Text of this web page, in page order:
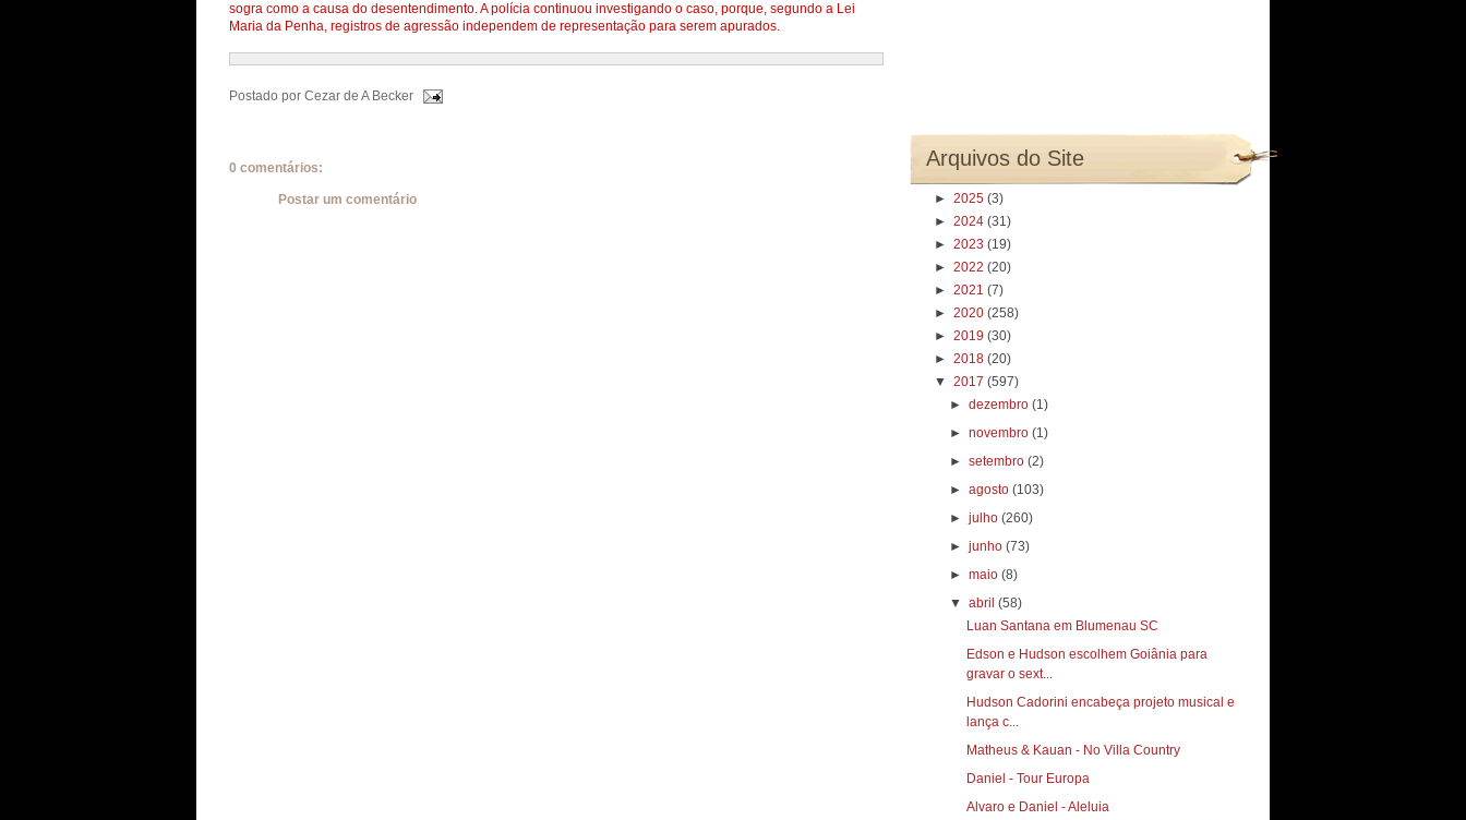
sogra como a causa do desentendimento. A polícia continuou investigando o caso, porque, segundo a Lei
Maria da Penha, registros de agressão independem de representação para serem apurados.
Postado por Cezar de A Becker
0 comentários:
Postar um comentário
Arquivos do Site
► 2025 (3)
► 2024 (31)
► 2023 (19)
► 2022 (20)
► 2021 (7)
► 2020 (258)
► 2019 (30)
► 2018 (20)
▼ 2017 (597)
►dezembro(1)
►novembro(1)
►setembro(2)
►agosto(103)
►julho(260)
►junho(73)
►maio(8)
▼abril(58)
Luan Santana em Blumenau SC
Edson e Hudson escolhem Goiânia para
gravar o sext...
Hudson Cadorini encabeça projeto musical e
lança c...
Matheus & Kauan - No Villa Country
Daniel - Tour Europa
Alvaro e Daniel - Aleluia